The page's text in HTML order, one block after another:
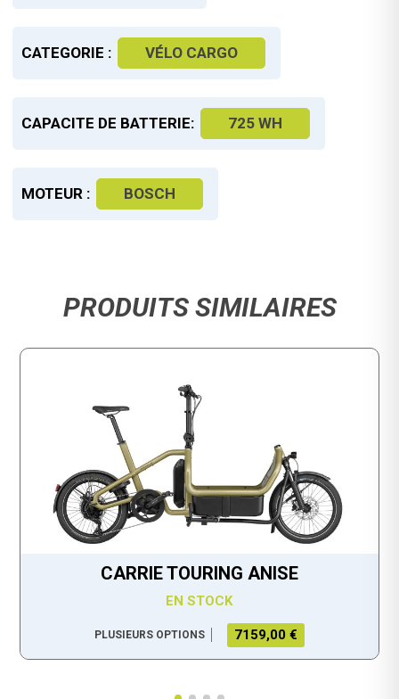
CATEGORIE : VÉLO CARGO
CAPACITE DE BATTERIE: 725 WH
MOTEUR : BOSCH
PRODUITS SIMILAIRES
CARRIE TOURING ANISE
EN STOCK
PLUSIEURS OPTIONS 7159,00 €